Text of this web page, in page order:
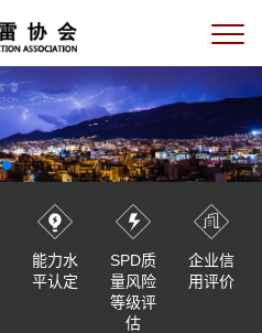
能力水
平认定
SPD质
量风险
等级评
估
企业信
用评价